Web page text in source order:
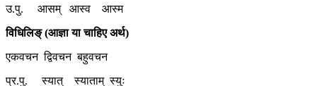
उ.पु. आसम् आस्व आस्म
विधिलिङ् (आज्ञा या चाहिए अर्थ)
एकवचन द्विवचन बहुवचन
प्र.पु. स्यात् स्याताम् स्युः